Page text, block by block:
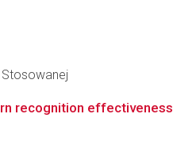
Stosowanej
recognition effectiveness